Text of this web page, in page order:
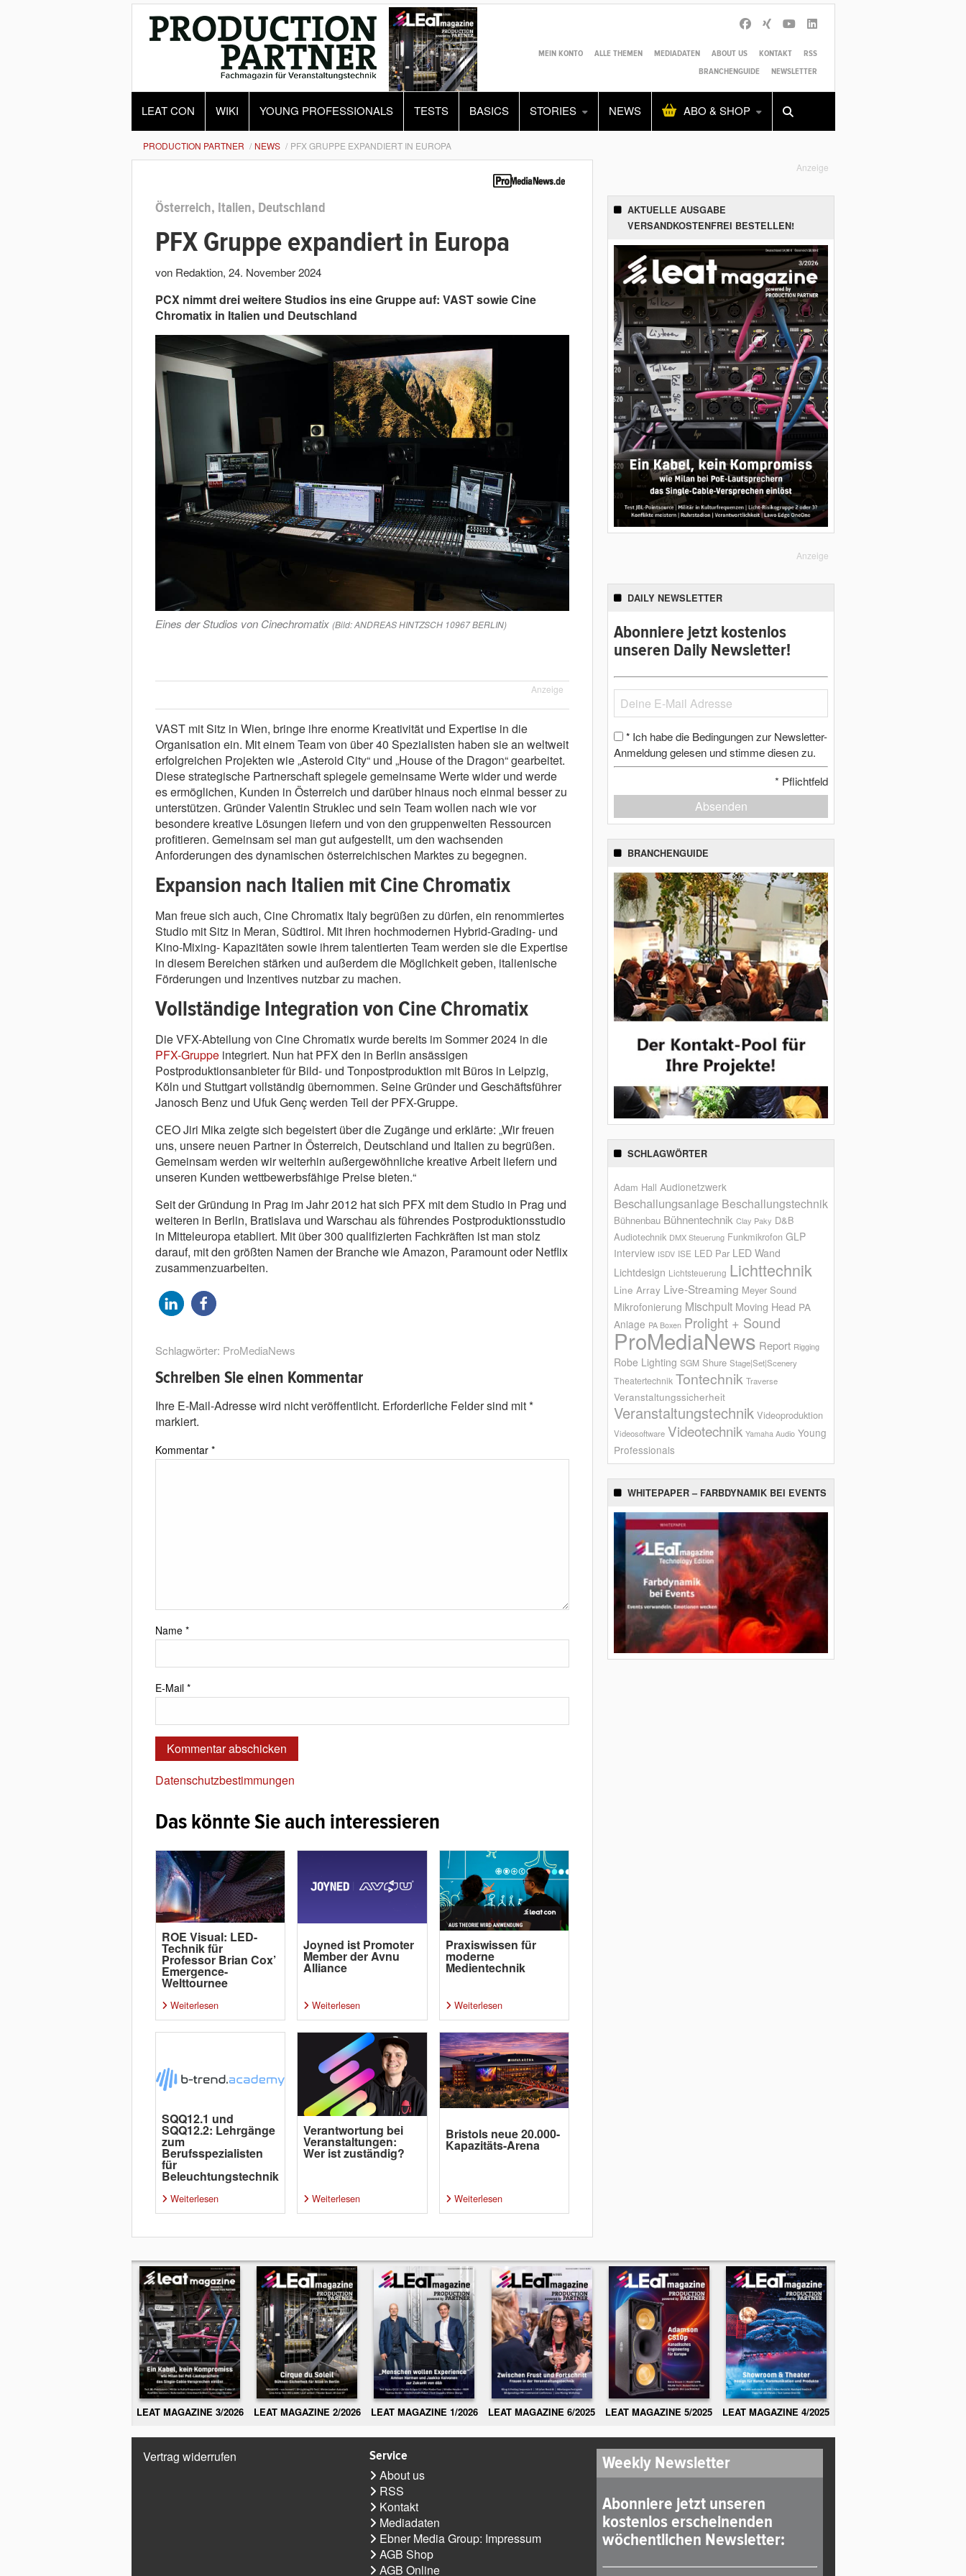
MEIN KONTO ALLE THEMEN MEDIADATEN ABOUT US KONTAKT
RSS
BRANCHENGUIDE
NEWSLETTER
LEAT CON WIKI YOUNG PROFESSIONALS TESTS BASICS STORIES NEWS ABO & SHOP
Alles Shop SUCHEN
PRODUCTION PARTNER NEWS PFX GRUPPE EXPANDIERT IN EUROPA
Österreich, Italien, Deutschland
PFX Gruppe expandiert in Europa
von Redaktion, 24. November 2024
PCX nimmt drei weitere Studios ins eine Gruppe auf: VAST sowie Cine
Chromatix in Italien und Deutschland
Eines der Studios von Cinechromatix (Bild: ANDREAS HINTZSCH 10967 BERLIN)
Anzeige
VAST mit Sitz in Wien, bringe ihre enorme Kreativität und Expertise in die
Organisation ein. Mit einem Team von über 40 Spezialisten haben sie an weltweit
erfolgreichen Projekten wie „Asteroid City“ und „House of the Dragon“ gearbeitet.
Diese strategische Partnerschaft spiegele gemeinsame Werte wider und werde
es ermöglichen, Kunden in Österreich und darüber hinaus noch einmal besser zu
unterstützen. Gründer Valentin Struklec und sein Team wollen nach wie vor
besondere kreative Lösungen liefern und von den gruppenweiten Ressourcen
profitieren. Gemeinsam sei man gut aufgestellt, um den wachsenden
Anforderungen des dynamischen österreichischen Marktes zu begegnen.
Expansion nach Italien mit Cine Chromatix
Man freue sich auch, Cine Chromatix Italy begrüßen zu dürfen, ein renommiertes
Studio mit Sitz in Meran, Südtirol. Mit ihren hochmodernen Hybrid-Grading- und
Kino-Mixing- Kapazitäten sowie ihrem talentierten Team werden sie die Expertise
in diesem Bereichen stärken und außerdem die Möglichkeit geben, italienische
Förderungen und Inzentives nutzbar zu machen.
Vollständige Integration von Cine Chromatix
Die VFX-Abteilung von Cine Chromatix wurde bereits im Sommer 2024 in die
PFX-Gruppeintegriert. Nun hat PFX den in Berlin ansässigen
Postproduktionsanbieter für Bild- und Tonpostproduktion mit Büros in Leipzig,
Köln und Stuttgart vollständig übernommen. Seine Gründer und Geschäftsführer
Janosch Benz und Ufuk Genç werden Teil der PFX-Gruppe.
CEO Jiri Mika zeigte sich begeistert über die Zugänge und erklärte: „Wir freuen
uns, unsere neuen Partner in Österreich, Deutschland und Italien zu begrüßen.
Gemeinsam werden wir weiterhin außergewöhnliche kreative Arbeit liefern und
unseren Kunden wettbewerbsfähige Preise bieten.“
Seit der Gründung in Prag im Jahr 2012 hat sich PFX mit dem Studio in Prag und
weiteren in Berlin, Bratislava und Warschau als führendes Postproduktionsstudio
in Mitteleuropa etabliert. Mit über 300 qualifizierten Fachkräften ist man stolz
darauf, mit den größten Namen der Branche wie Amazon, Paramount oder Netflix
zusammenzuarbeiten.
Schlagwörter: ProMediaNews
Schreiben Sie einen Kommentar
Ihre E-Mail-Adresse wird nicht veröffentlicht. Erforderliche Felder sind mit*
markiert.
Kommentar *
Name *
E-Mail *
Datenschutzbestimmungen
Das könnte Sie auch interessieren
ROE Visual: LED-
Technik für
Professor Brian Cox’
Emergence-
Welttournee
Weiterlesen
Joyned ist Promoter
Member der Avnu
Alliance
Weiterlesen
Praxiswissen für
moderne
Medientechnik
Weiterlesen
SQQ12.1 und
SQQ12.2: Lehrgänge
zum
Berufsspezialisten
für
Beleuchtungstechnik
Weiterlesen
Verantwortung bei
Veranstaltungen:
Wer ist zuständig?
Weiterlesen
Bristols neue 20.000-
Kapazitäts-Arena
Weiterlesen
Anzeige
AKTUELLE AUSGABE
VERSANDKOSTENFREI BESTELLEN!
Anzeige
DAILY NEWSLETTER
Abonniere jetzt kostenlos
unseren Daily Newsletter!
* Ich habe die Bedingungen zur Newsletter-
Anmeldung gelesen und stimme diesen zu.
* Pflichtfeld
Absenden
BRANCHENGUIDE
SCHLAGWÖRTER
Adam Hall Audionetzwerk
Beschallungsanlage Beschallungstechnik
Bühnenbau Bühnentechnik Clay Paky D&B
Audiotechnik DMX Steuerung Funkmikrofon GLP
Interview ISDV ISE LED Par LED Wand
Lichtdesign Lichtsteuerung Lichttechnik
Line Array Live-Streaming Meyer Sound
Mikrofonierung Mischpult Moving Head PA
Anlage PA Boxen Prolight + Sound
ProMediaNews Report Rigging
Robe Lighting SGM Shure Stage|Set|Scenery
Theatertechnik Tontechnik Traverse
Veranstaltungssicherheit
Veranstaltungstechnik Videoproduktion
Videosoftware Videotechnik Yamaha Audio Young
Professionals
WHITEPAPER – FARBDYNAMIK BEI EVENTS
LEAT MAGAZINE 3/2026 LEAT MAGAZINE 2/2026 LEAT MAGAZINE 1/2026 LEAT MAGAZINE 6/2025 LEAT MAGAZINE 5/2025 LEAT MAGAZINE 4/2025
Vertrag widerrufen Service
About us
RSS
Kontakt
Mediadaten
Ebner Media Group: Impressum
AGB Shop
AGB Online
Weekly Newsletter
Abonniere jetzt unseren
kostenlos erscheinenden
wöchentlichen Newsletter: